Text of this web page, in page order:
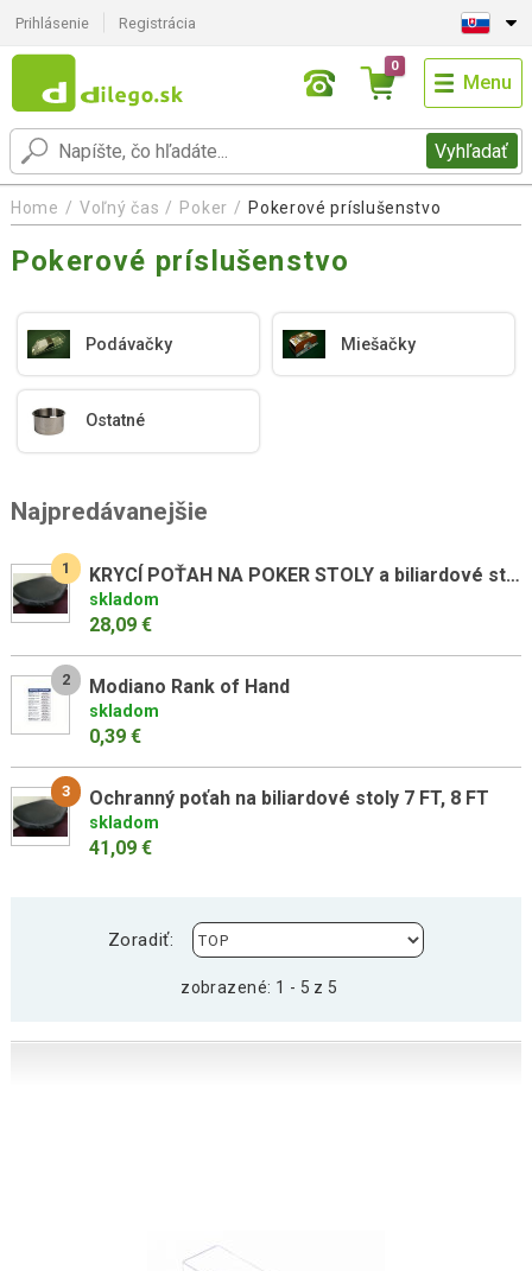
Prihlásenie Registrácia
Vyhľadať
0
Menu
Home Voľný čas Poker Pokerové príslušenstvo
Pokerové príslušenstvo
Podávačky Miešačky
Ostatné
Najpredávanejšie
1 KRYCÍ POŤAH NA POKER STOLY a biliardové stoly 5FT, 6FT
skladom
28,09 €
2 Modiano Rank of Hand
skladom
0,39 €
3 Ochranný poťah na biliardové stoly 7 FT, 8 FT
skladom
41,09 €
Zoradiť:
zobrazené: 1 - 5 z 5